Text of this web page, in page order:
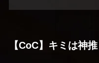
【CoC】キミは神